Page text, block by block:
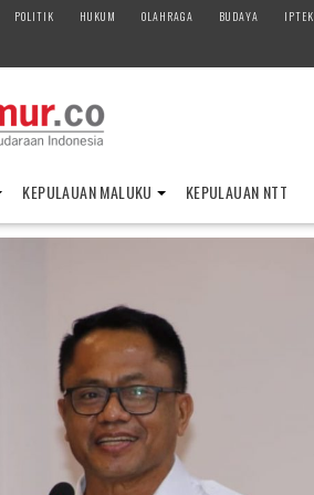
POLITIK HUKUM OLAHRAGA BUDAYA IPTEK
KEPULAUAN MALUKU KEPULAUAN NTT